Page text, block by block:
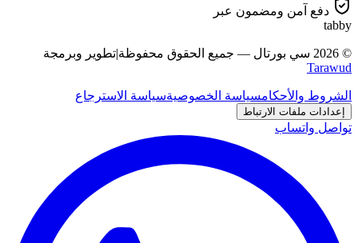
دفع آمن ومضمون عبر
tabby
©
2026 سي بورتال — جميع الحقوق محفوظة|تطوير وبرمجة
Tarawud
الشروط والأحكامسياسة الخصوصيةسياسة الاسترجاع
إعدادات ملفات الارتباط
تواصل واتساب